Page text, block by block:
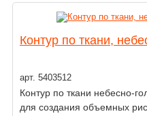
Контур по ткани,
арт. 5403512
Контур по ткани небесно-
для создания объемных